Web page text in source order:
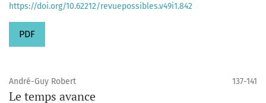
https://doi.org/10.62212/revuepossibles.v49i1.842
PDF
André-Guy Robert 137-141
Le temps avance